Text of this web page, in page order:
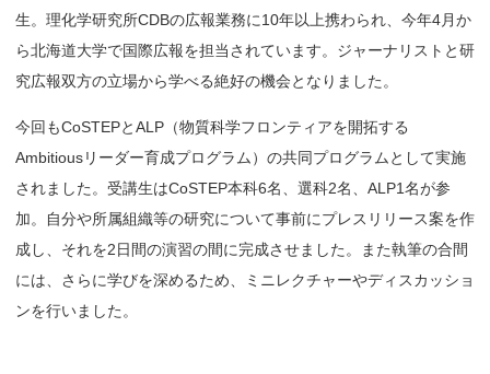
生。理化学研究所CDBの広報業務に10年以上携わられ、今年4月か
ら北海道大学で国際広報を担当されています。ジャーナリストと研
究広報双方の立場から学べる絶好の機会となりました。
今回もCoSTEPとALP（物質科学フロンティアを開拓する
Ambitiousリーダー育成プログラム）の共同プログラムとして実施
されました。受講生はCoSTEP本科6名、選科2名、ALP1名が参
加。自分や所属組織等の研究について事前にプレスリリース案を作
成し、それを2日間の演習の間に完成させました。また執筆の合間
には、さらに学びを深めるため、ミニレクチャーやディスカッショ
ンを行いました。